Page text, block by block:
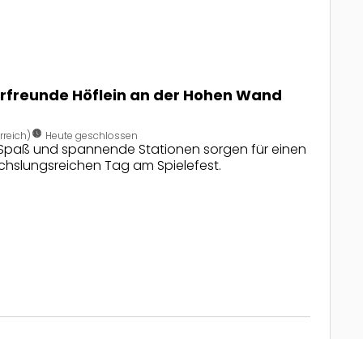
Höflein an der Hohen Wand
nest_clock_farsight_analog Heute geschlossen
und spannende Stationen sorgen für einen
Tag am Spielefest.